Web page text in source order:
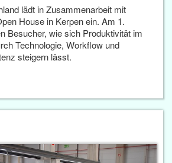
lädt in Zusammenarbeit mit
House in Kerpen ein. Am 1.
Besucher, wie sich Produktivität im
Technologie, Workflow und
steigern lässt.